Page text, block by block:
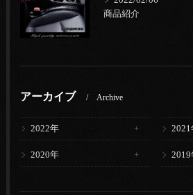
商品紹介
アーカイブ Archive
2022年 2021
2020年 2019